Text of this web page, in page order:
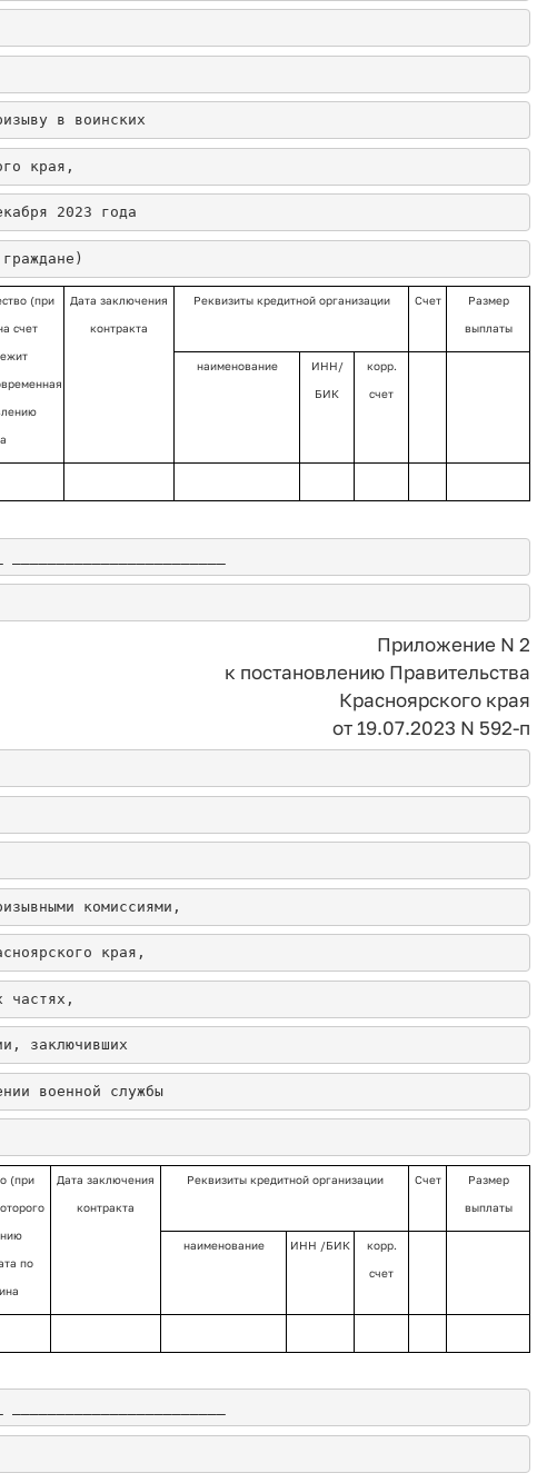
в воинских
края,
2023 года
(при
счет
Дата заключения
контракта
Реквизиты кредитной организации Счет Размер
выплаты
наименование ИНН/
БИК
корр.
счет
Приложение N 2
к постановлению Правительства
Красноярского края
от 19.07.2023 N 592-п
комиссиями,
края,
частях,
заключивших
военной службы
(при
по
Дата заключения
контракта
Реквизиты кредитной организации Счет Размер
выплаты
наименование ИНН /БИК корр.
счет